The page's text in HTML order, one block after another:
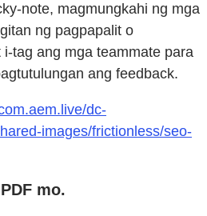
note, magmungkahi ng mga
ng pagpapalit o
tag ang mga teammate para
ang feedback.
dc-
images/frictionless/seo-
mo.